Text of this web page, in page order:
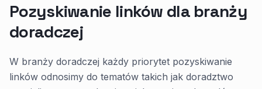
Pozyskiwanie linków dla branży
doradczej
W branży doradczej każdy priorytet pozyskiwanie
linków odnosimy do tematów takich jak doradztwo